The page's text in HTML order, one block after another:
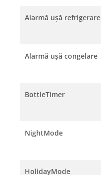
Alarmă uşă refrigerare
Alarmă uşă congelare
BottleTimer
NightMode
HolidayMode